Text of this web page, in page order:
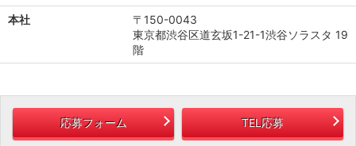
本社
〒150-0043
東京都渋谷区道玄坂1-21-1渋谷ソラスタ 19
階
応募フォーム TEL応募